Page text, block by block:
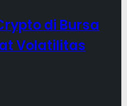
di Bursa
Volatilitas